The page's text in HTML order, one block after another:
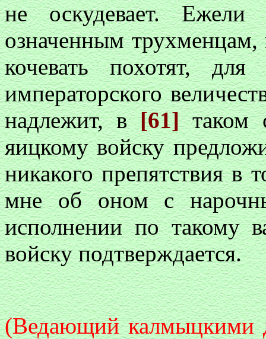
не оскудевает.
означенным
кочевать похотят,
императорского
надлежит, в[61]таком
яицкому войску
никакого препятствия
мне об оном с
исполнении по такому
войску подтверждается.
(Ведающий калмыцкими